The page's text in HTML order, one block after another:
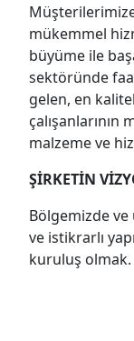
mükemmel
büyüme ile
sektöründe
gelen, en
malzeme ve
ŞİRKETİN
Bölgemizde
ve istikrarlı
kuruluş olmak.